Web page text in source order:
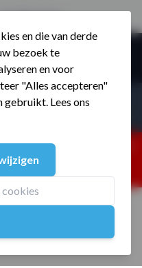
en die van derde
bezoek te
en voor
"Alles accepteren"
gebruikt. Lees ons
Gebruik code:
boksartikelen,
vanaf 19 aug.
x 60 x 1,5 cm MP1454
190 x 60 x